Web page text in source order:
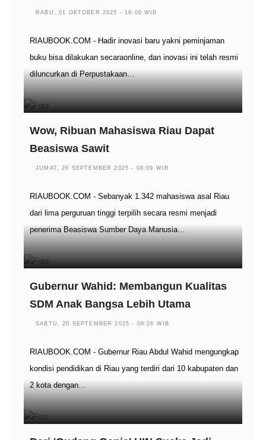
RABU, 01 OKTOBER 2025 - 19:06 WIB
RIAUBOOK.COM - Hadir inovasi baru yakni peminjaman
buku bisa dilakukan secaraonline, dan inovasi ini telah resmi
diluncurkan di Perpustakaan…
Wow, Ribuan Mahasiswa Riau Dapat
Beasiswa Sawit
JUMAT, 26 SEPTEMBER 2025 - 08:09 WIB
RIAUBOOK.COM - Sebanyak 1.342 mahasiswa asal Riau
dari lima perguruan tinggi terpilih secara resmi menjadi
penerima Beasiswa Sumber Daya Manusia…
Gubernur Wahid: Membangun Kualitas
SDM Anak Bangsa Lebih Utama
SABTU, 20 SEPTEMBER 2025 - 09:26 WIB
RIAUBOOK.COM - Gubernur Riau Abdul Wahid mengungkap
kondisi pendidikan di Riau yang terdiri dari 10 kabupaten dan
2 kota dengan…